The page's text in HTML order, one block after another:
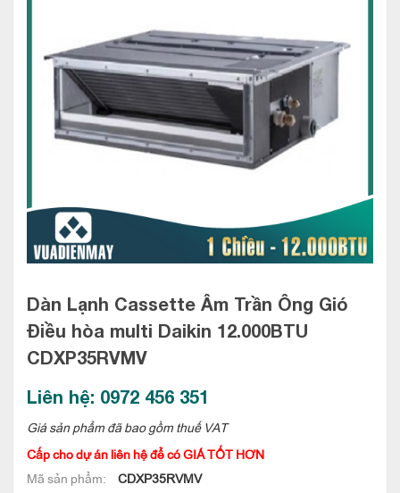
Dàn Lạnh Cassette Âm Trần Ông Gió
Điều hòa multi Daikin 12.000BTU
CDXP35RVMV
Liên hệ: 0972 456 351
Giá sản phẩm đã bao gồm thuế VAT
Cấp cho dự án liên hệ để có GIÁ TỐT HƠN
Mã sản phẩm:
CDXP35RVMV